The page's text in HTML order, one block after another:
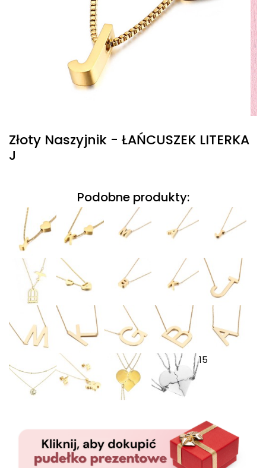
Złoty Naszyjnik - ŁAŃCUSZEK LITERKA
J
Podobne produkty:
15